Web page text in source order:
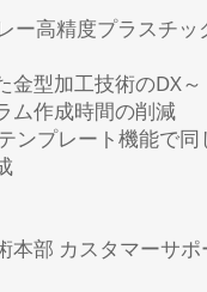
ー高精度プラスチッ
型加工技術のDX～
成時間の削減
レート機能で同
部 カスタマーサポ